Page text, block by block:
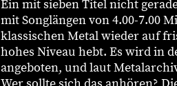
Ein mit sieben Titel nicht
mit Songlängen von 4.00-7.00
klassischen Metal wieder auf
hohes Niveau hebt. Es wird in
angeboten, und laut